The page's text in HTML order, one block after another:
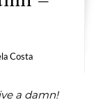
Costa
a damn!